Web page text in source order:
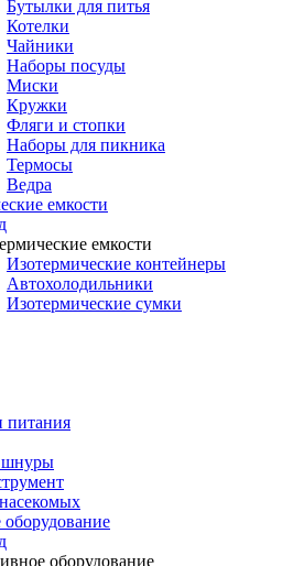
Бутылки для питья
Котелки
Чайники
Наборы посуды
Миски
Кружки
Фляги и стопки
Наборы для пикника
Термосы
Ведра
емкости
емкости
Изотермические контейнеры
Автохолодильники
Изотермические сумки
питания
шнуры
оборудование